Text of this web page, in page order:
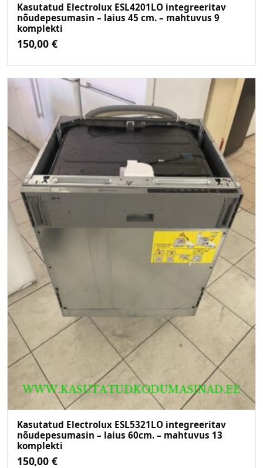
Kasutatud Electrolux ESL4201LO integreeritav
nõudepesumasin – laius 45 cm. – mahtuvus 9
komplekti
150,00 €
Kasutatud Electrolux ESL5321LO integreeritav
nõudepesumasin – laius 60cm. – mahtuvus 13
komplekti
150,00 €